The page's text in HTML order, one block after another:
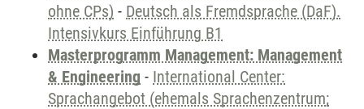
ohne CPs) - Deutsch als Fremdsprache (DaF).
Intensivkurs Einführung B1
Masterprogramm Management: Management
& Engineering - International Center:
Sprachangebot (ehemals Sprachenzentrum;